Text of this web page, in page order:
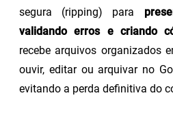
segura (ripping) para
validando erros e criando
recebe arquivos organizados
ouvir, editar ou arquivar no
evitando a perda definitiva do